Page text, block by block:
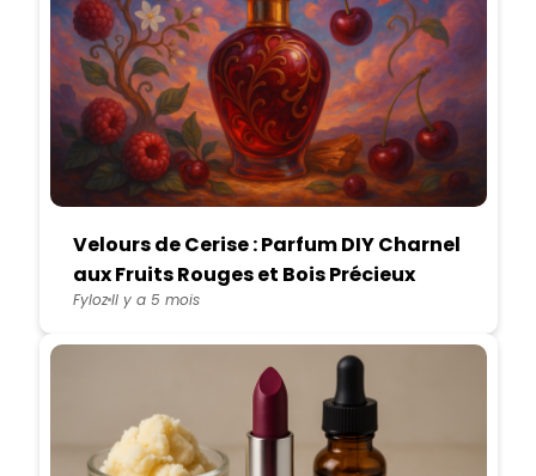
Velours de Cerise : Parfum DIY Charnel
aux Fruits Rouges et Bois Précieux
FylozIl y a 5 mois